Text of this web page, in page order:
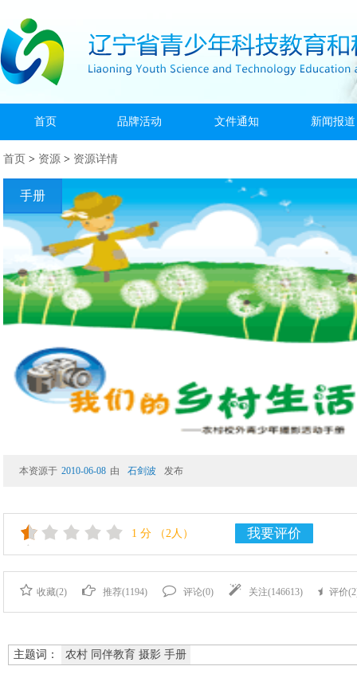
首页 品牌活动 文件通知 新闻报道
首页 > 资源 > 资源详情
本资源于 2010-06-08 由 石剑波 发布
手册
1 分 （2人） 我要评价
收藏(2) 推荐(1194) 评论(0) 关注(146613) 评价(2
主题词： 农村 同伴教育 摄影 手册